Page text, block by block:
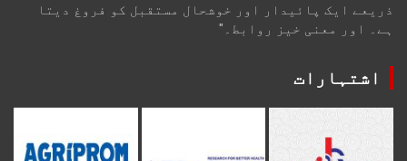
ذریعے ایک پائیدار اور خوشحال مستقبل کو فروغ دیتا
ہے۔ اور معنی خیز روابط۔"
اشتہارات